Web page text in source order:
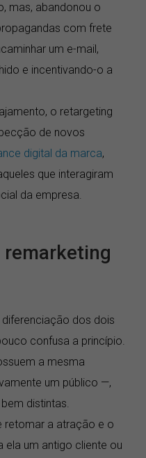
mas, abandonou o
com frete
um e-mail,
e incentivando-o a
o retargeting
de novos
digital da marca,
que interagiram
da empresa.
remarketing
dos dois
confusa a princípio.
a mesma
um público —,
distintas.
retomar a atração e o
ela um antigo cliente ou